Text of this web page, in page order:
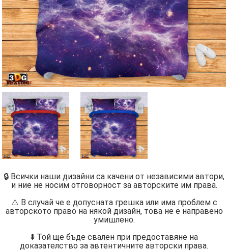
🔒 Всички наши дизайни са качени от независими автори,
и ние не носим отговорност за авторските им права.
⚠️ В случай че е допусната грешка или има проблем с
авторското право на някой дизайн, това не е направено
умишлено.
⬇️ Той ще бъде свален при предоставяне на
доказателство за автентичните авторски права.